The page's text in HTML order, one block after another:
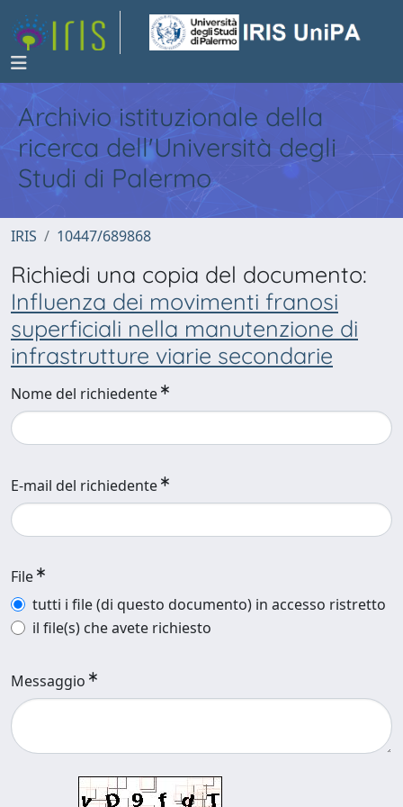
Archivio istituzionale della
ricerca dell'Università degli
Studi di Palermo
IRIS 10447/689868
Richiedi una copia del documento:
Influenza dei movimenti franosi
superficiali nella manutenzione di
infrastrutture viarie secondarie
Nome del richiedente
E-mail del richiedente
File
tutti i file (di questo documento) in accesso ristretto
il file(s) che avete richiesto
Messaggio